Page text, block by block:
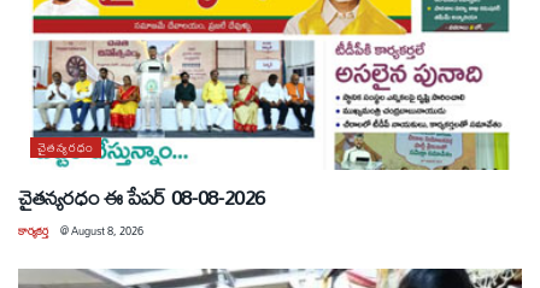
చైతన్యరధం
చైతన్యరధం ఈ పేపర్ 08-08-2026
కార్యకర్త @August 8, 2026